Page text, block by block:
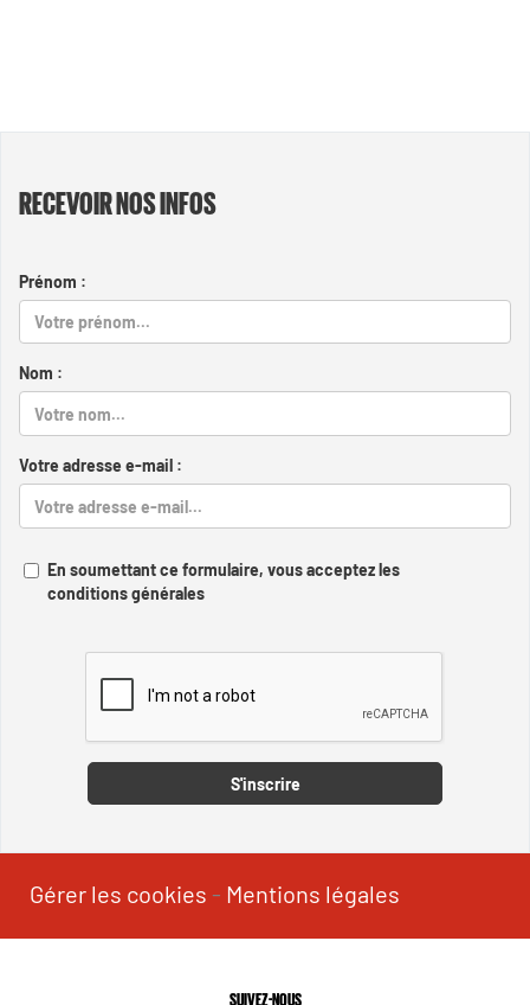
RECEVOIR NOS INFOS
Prénom :
Nom :
Votre adresse e-mail :
En soumettant ce formulaire, vous acceptez les
conditions générales
S'inscrire
Gérer les cookies - Mentions légales
SUIVEZ-NOUS